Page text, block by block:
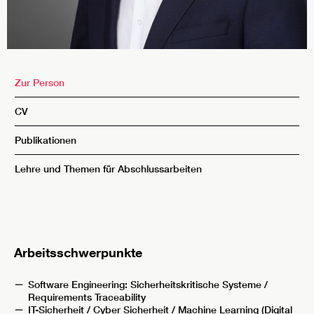
Zur Person
CV
Publikationen
Lehre und Themen für Abschlussarbeiten
Arbeitsschwerpunkte
Software Engineering: Sicherheitskritische Systeme /
Requirements Traceability
IT-Sicherheit / Cyber Sicherheit / Machine Learning (Digital